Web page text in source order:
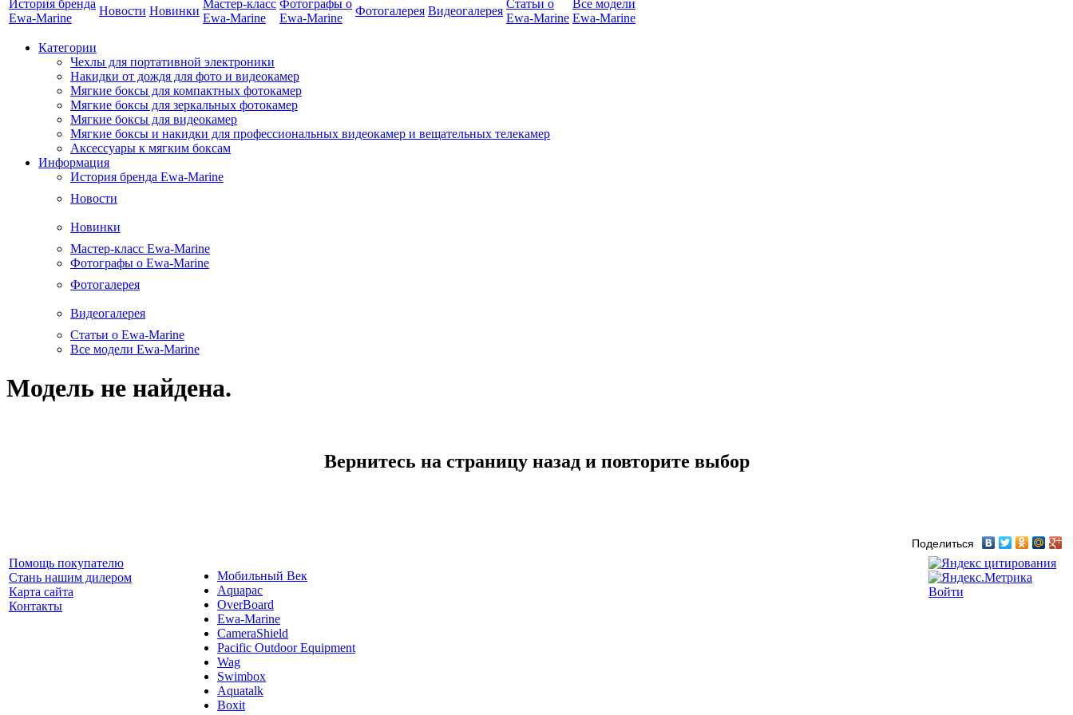
История бренда
Ewa-Marine
Новости Новинки
Мастер-класс
Ewa-Marine
Фотографы о
Ewa-Marine
Фотогалерея Видеогалерея
Статьи о
Ewa-Marine
Все модели
Ewa-Marine
Категории
Чехлы для портативной электроники
Накидки от дождя для фото и видеокамер
Мягкие боксы для компактных фотокамер
Мягкие боксы для зеркальных фотокамер
Мягкие боксы для видеокамер
Мягкие боксы и накидки для профессиональных видеокамер и вещательных телекамер
Аксессуары к мягким боксам
Информация
История бренда Ewa-Marine
Новости
Новинки
Мастер-класс Ewa-Marine
Фотографы о Ewa-Marine
Фотогалерея
Видеогалерея
Статьи о Ewa-Marine
Все модели Ewa-Marine
Модель не найдена.
Вернитесь на страницу назад и повторите выбор
Поделиться
Помощь покупателю
Стань нашим дилером
Карта сайта
Контакты
Мобильный Век
Aquapac
OverBoard
Ewa-Marine
CameraShield
Pacific Outdoor Equipment
Wag
Swimbox
Aquatalk
Boxit
Войти